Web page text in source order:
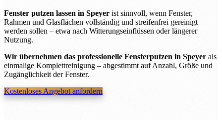
Fenster putzen lassen in Speyer ist sinnvoll, wenn Fenster,
Rahmen und Glasflächen vollständig und streifenfrei gereinigt
werden sollen – etwa nach Witterungseinflüssen oder längerer
Nutzung.
Wir übernehmen das professionelle Fensterputzen in Speyer als
einmalige Komplettreinigung – abgestimmt auf Anzahl, Größe und
Zugänglichkeit der Fenster.
Kostenloses Angebot anfordern